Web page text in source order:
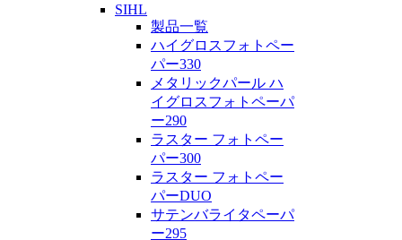
SIHL
製品一覧
ハイグロスフォトペー
パー330
メタリックパール ハ
イグロスフォトペーパ
ー290
ラスター フォトペー
パー300
ラスター フォトペー
パーDUO
サテンバライタペーパ
ー295